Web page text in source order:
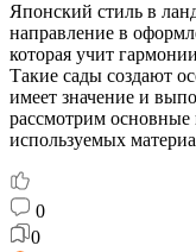
Японский стиль в
направление в
которая учит
Такие сады создают
имеет значение и
рассмотрим
используемых
0
0